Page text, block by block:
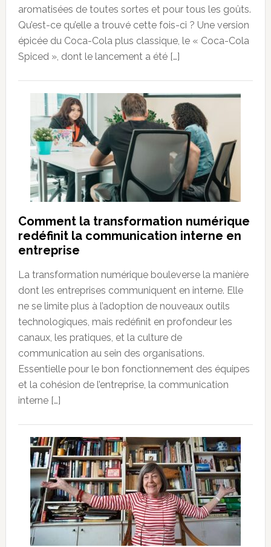
aromatisées de toutes sortes et pour tous les goûts.
Qu’est-ce qu’elle a trouvé cette fois-ci ? Une version
épicée du Coca-Cola plus classique, le « Coca-Cola
Spiced », dont le lancement a été […]
Comment la transformation numérique
redéfinit la communication interne en
entreprise
La transformation numérique bouleverse la manière
dont les entreprises communiquent en interne. Elle
ne se limite plus à l’adoption de nouveaux outils
technologiques, mais redéfinit en profondeur les
canaux, les pratiques, et la culture de
communication au sein des organisations.
Essentielle pour le bon fonctionnement des équipes
et la cohésion de l’entreprise, la communication
interne […]